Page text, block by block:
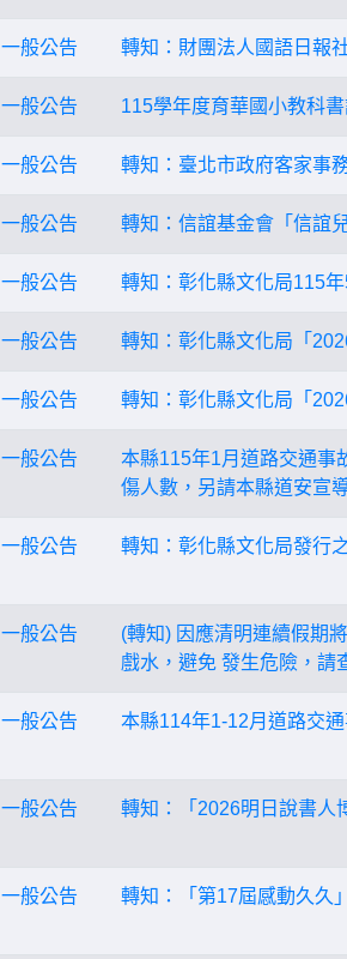
一般公告 轉知：財團法人國語日報
一般公告 115學年度育華國小教科
一般公告 轉知：臺北市政府客家事
一般公告 轉知：信誼基金會「信誼
一般公告 轉知：彰化縣文化局115
一般公告 轉知：彰化縣文化局「
一般公告 轉知：彰化縣文化局「
一般公告
本縣115年1月道路交通事
傷人數，另請本縣道安宣
一般公告 轉知：彰化縣文化局發行
一般公告
(轉知) 因應清明連續假期
戲水，避免 發生危險，請
一般公告 本縣114年1-12月道路交
一般公告 轉知：「2026明日說書人
一般公告 轉知：「第17屆感動久久